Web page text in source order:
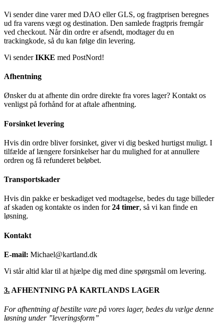
Vi sender dine varer med DAO eller GLS, og fragtprisen beregnes
ud fra varens vægt og destination. Den samlede fragtpris fremgår
ved checkout. Når din ordre er afsendt, modtager du en
trackingkode, så du kan følge din levering.
Vi senderIKKE med PostNord!
Afhentning
Ønsker du at afhente din ordre direkte fra vores lager? Kontakt os
venligst på forhånd for at aftale afhentning.
Forsinket levering
Hvis din ordre bliver forsinket, giver vi dig besked hurtigst muligt. I
tilfælde af længere forsinkelser har du mulighed for at annullere
ordren og få refunderet beløbet.
Transportskader
Hvis din pakke er beskadiget ved modtagelse, bedes du tage billeder
af skaden og kontakte os inden for24 timer, så vi kan finde en
løsning.
Kontakt
E-mail: Michael@kartland.dk
Vi står altid klar til at hjælpe dig med dine spørgsmål om levering.
3. AFHENTNING PÅ KARTLANDS LAGER
For afhentning af bestilte vare på vores lager, bedes du vælge denne
løsning under ’’leveringsform’’